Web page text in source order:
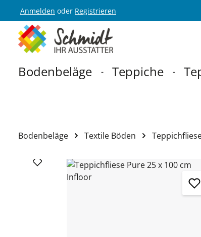
Hauptnavigation springen
Anmelden oder Registrieren
Bodenbeläge Teppiche
Bodenbeläge Textile Böden
Bildergalerie überspringen